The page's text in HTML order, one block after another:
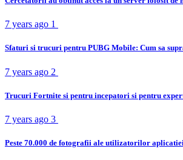
7 years ago 1
Sfaturi si trucuri pentru PUBG Mobile: Cum sa
7 years ago 2
Trucuri Fortnite si pentru incepatori si pentru
7 years ago 3
Peste 70.000 de fotografii ale utilizatorilor